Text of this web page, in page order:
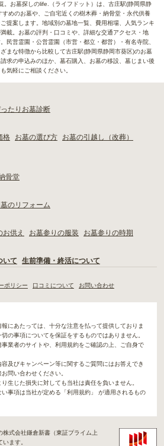
。お墓探しのlife.（ライフドット）は、古庄駅(静岡県静
すめのお墓や、ご自宅近くの樹木葬・納骨堂・永代供養
提案します。地域別の墓地一覧、費用相場、人気ランキ
載。お墓の評判・口コミや、詳細な交通アクセス・地
民営霊園・公営霊園（市営・都立・都営）・有名寺院、
まな特徴から比較して古庄駅(静岡県静岡市葵区)のお墓
求の申込みのほか、墓石購入、お墓の移設、墓じまい後
気軽にご相談ください。
たりお墓診断
格 お墓の選び方
お墓の引越し（改葬）
骨堂
のリフォーム
お供え お墓参りの服装
お墓参りの時期
いて 生前準備・終活について
ポリシー 口コミについて お問い合わせ
にあたっては、十分な注意を払って提供しておりま
の事項についてを保証をするものではありません。
業者のサイトや、利用規約をご確認の上、ご自身で
及びキャンペーン等に関するご質問にはお答えでき
問い合わせください。
生じた損失に対しても当社は責任を負いません。
事項は当社が定める「利用規約」 が適用されるもの
株式会社鎌倉新書（東証プライム上
ます。